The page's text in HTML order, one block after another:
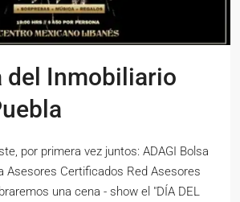
del Inmobiliario
por primera vez juntos: ADAGI Bolsa
Asesores Certificados Red Asesores
una cena - show el "DÍA DEL